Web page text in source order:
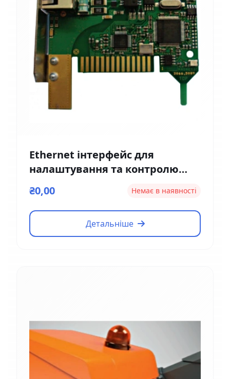
Ethernet інтерфейс для
налаштування та контролю
₴0,00 Немає в наявності
Детальніше